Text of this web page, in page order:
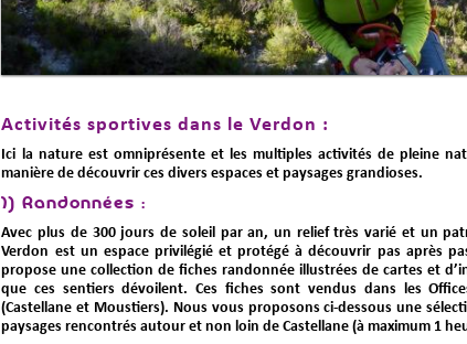
Activités sportives dans le Verdon :
Ici la nature est omniprésente et les multiples activités de pleine
manière de découvrir ces divers espaces et paysages grandioses.
1) Randonnées :
Avec plus de 300 jours de soleil par an, un relief très varié et un
Verdon est un espace privilégié et protégé à découvrir pas après
propose une collection de fiches randonnée illustrées de cartes et
que ces sentiers dévoilent. Ces fiches sont vendus dans les
(Castellane et Moustiers). Nous vous proposons ci-dessous une
paysages rencontrés autour et non loin de Castellane (à maximum 1